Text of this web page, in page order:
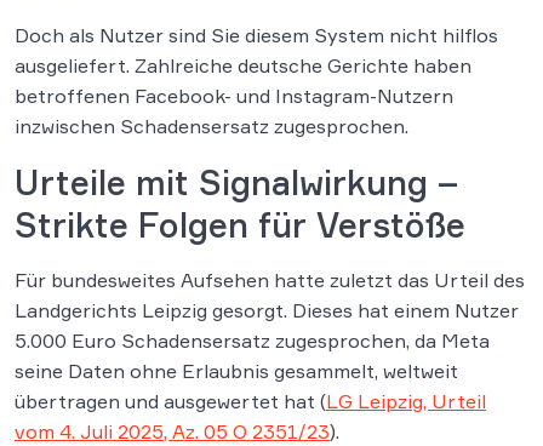
Doch als Nutzer sind Sie diesem System nicht hilflos
ausgeliefert. Zahlreiche deutsche Gerichte haben
betroffenen Facebook- und Instagram-Nutzern
inzwischen Schadensersatz zugesprochen.
Urteile mit Signalwirkung –
Strikte Folgen für Verstöße
Für bundesweites Aufsehen hatte zuletzt das Urteil des
Landgerichts Leipzig gesorgt. Dieses hat einem Nutzer
5.000 Euro Schadensersatz zugesprochen, da Meta
seine Daten ohne Erlaubnis gesammelt, weltweit
übertragen und ausgewertet hat (LG Leipzig, Urteil
vom 4. Juli 2025, Az. 05 O 2351/23).